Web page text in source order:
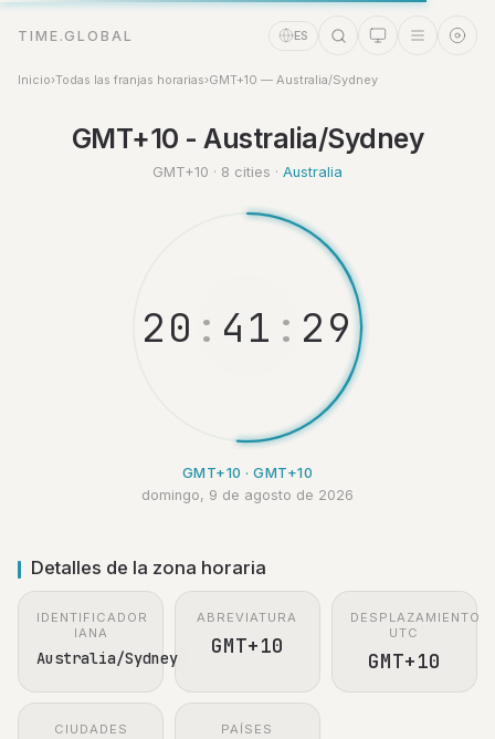
TIME.GLOBAL ES
Inicio›Todas las franjas horarias›GMT+10 — Australia/Sydney
GMT+10 - Australia/Sydney
GMT+10 · 8 cities · Australia
20 : 41 : 30
GMT+10 · GMT+10
domingo, 9 de agosto de 2026
Detalles de la zona horaria
IDENTIFICADOR
IANA
Australia/Sydney
ABREVIATURA
GMT+10
DESPLAZAMIENTO
UTC
GMT+10
CIUDADES PAÍSES
Asistente de tiempo
Online